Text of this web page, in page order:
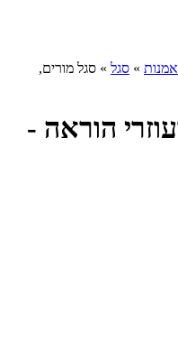
» סגל » סגל מורים,
הוראה -